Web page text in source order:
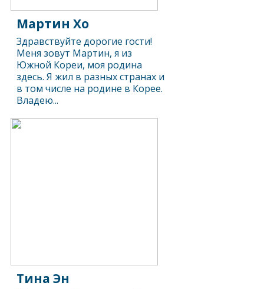
Мартин Хо
Здравствуйте дорогие гости!
Меня зовут Мартин, я из
Южной Кореи, моя родина
здесь. Я жил в разных странах и
в том числе на родине в Корее.
Владею...
Тина Эн